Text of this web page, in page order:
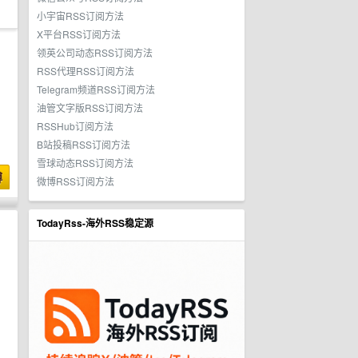
小宇宙RSS订阅方法
X平台RSS订阅方法
领英公司动态RSS订阅方法
RSS代理RSS订阅方法
Telegram频道RSS订阅方法
油管文字版RSS订阅方法
RSSHub订阅方法
B站投稿RSS订阅方法
雪球动态RSS订阅方法
微博RSS订阅方法
TodayRss-海外RSS稳定源